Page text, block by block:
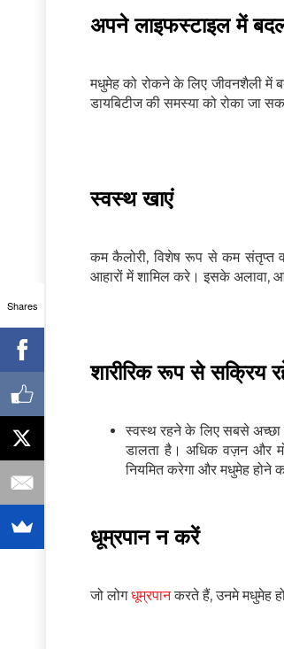
अपने लाइफस्टाइल में
मधुमेह को रोकने के लिए जीवनशैली में
डायबिटीज की समस्या को रोका जा
स्वस्थ खाएं
कम कैलोरी, विशेष रूप से कम संतृप्त
आहारों में शामिल करे। इसके
शारीरिक रूप से सक्रिय
स्वस्थ रहने के लिए सबसे अच्छा
डालता है। अधिक वज़न और
नियमित करेगा और मधुमेह होने
धूम्रपान न करें
जो लोगधूम्रपानकरते हैं, उनमे मधुमेह
Shares